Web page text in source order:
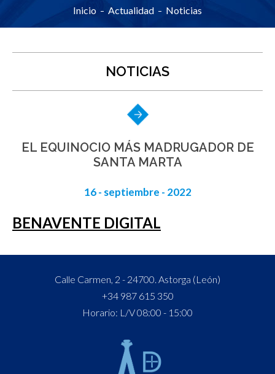
Inicio Actualidad Noticias
NOTICIAS
EL EQUINOCIO MÁS MADRUGADOR DE
SANTA MARTA
16 - septiembre - 2022
BENAVENTE DIGITAL
Calle Carmen, 2 - 24700. Astorga (León)
+34 987 615 350
Horario: L/V 08:00 - 15:00